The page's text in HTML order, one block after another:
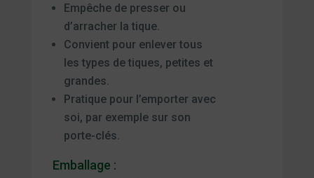
Empêche de presser ou
d’arracher la tique.
Convient pour enlever tous
les types de tiques, petites et
grandes.
Pratique pour l’emporter avec
soi, par exemple sur son
porte-clés.
Emballage :